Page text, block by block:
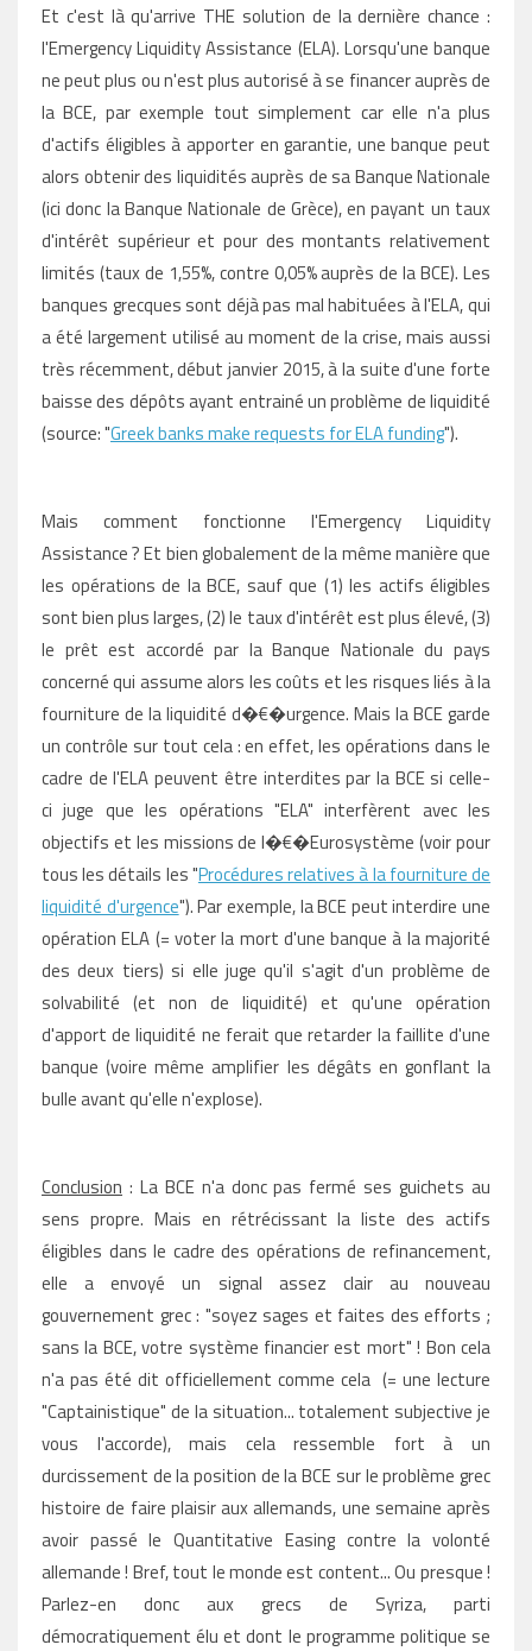
Et c'est là qu'arrive THE solution de la dernière chance :
l'Emergency Liquidity Assistance (ELA). Lorsqu'une banque
ne peut plus ou n'est plus autorisé à se financer auprès de
la BCE, par exemple tout simplement car elle n'a plus
d'actifs éligibles à apporter en garantie, une banque peut
alors obtenir des liquidités auprès de sa Banque Nationale
(ici donc la Banque Nationale de Grèce), en payant un taux
d'intérêt supérieur et pour des montants relativement
limités (taux de 1,55%, contre 0,05% auprès de la BCE). Les
banques grecques sont déjà pas mal habituées à l'ELA, qui
a été largement utilisé au moment de la crise, mais aussi
très récemment, début janvier 2015, à la suite d'une forte
baisse des dépôts ayant entrainé un problème de liquidité
(source: "Greek banks make requests for ELA funding").
Mais comment fonctionne l'Emergency Liquidity
Assistance ? Et bien globalement de la même manière que
les opérations de la BCE, sauf que (1) les actifs éligibles
sont bien plus larges, (2) le taux d'intérêt est plus élevé, (3)
le prêt est accordé par la Banque Nationale du pays
concerné qui assume alors les coûts et les risques liés à la
fourniture de laliquidité d�€�urgence. Mais la BCE garde
un contrôle sur tout cela : en effet, les opérations dans le
cadre de l'ELA peuvent être interdites par la BCE si celle-
cijuge que les opérations "ELA" interfèrent avec les
objectifs et les missionsde l�€�Eurosystème(voir pour
tous les détails les"Procédures relatives à la fourniture de
liquidité d'urgence"). Par exemple, la BCE peut interdire une
opération ELA (= voter la mort d'une banque à la majorité
des deux tiers) si elle juge qu'il s'agit d'un problème de
solvabilité (et non de liquidité) et qu'une opération
d'apport de liquidité ne ferait que retarder la faillite d'une
banque (voire même amplifier les dégâts en gonflant la
bulle avant qu'elle n'explose).
Conclusion : La BCE n'a donc pas fermé ses guichets au
sens propre. Mais en rétrécissant la liste des actifs
éligibles dans le cadre des opérations de refinancement,
elle a envoyé un signal assez clair au nouveau
gouvernement grec : "soyez sages et faites des efforts ;
sans la BCE, votre système financier est mort" ! Bon cela
n'a pas été dit officiellement comme cela (= une lecture
"Captainistique" de la situation... totalement subjective je
vous l'accorde), mais cela ressemble fort à un
durcissement de la position de la BCE sur le problème grec
histoire de faire plaisir aux allemands, une semaine après
avoir passé le Quantitative Easing contre la volonté
allemande ! Bref, tout le monde est content... Ou presque !
Parlez-en donc aux grecs de Syriza, parti
démocratiquement élu et dont le programme politique se